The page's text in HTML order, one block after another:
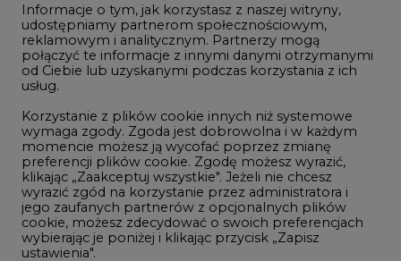
Gospodarka
Geopolityka
LTE450
Innowacje i AI
Telekomunikacja i IT
Handel emisjami CO2
Wodór
Górnictwo
Informacje o tym, jak korzystasz z naszej witryny,
udostępniamy partnerom społecznościowym,
reklamowym i analitycznym. Partnerzy mogą
połączyć te informacje z innymi danymi otrzymanymi
od Ciebie lub uzyskanymi podczas korzystania z ich
usług.
Korzystanie z plików cookie innych niż systemowe
wymaga zgody. Zgoda jest dobrowolna i w każdym
momencie możesz ją wycofać poprzez zmianę
preferencji plików cookie. Zgodę możesz wyrazić,
klikając „Zaakceptuj wszystkie". Jeżeli nie chcesz
wyrazić zgód na korzystanie przez administratora i
jego zaufanych partnerów z opcjonalnych plików
cookie, możesz zdecydować o swoich preferencjach
wybierając je poniżej i klikając przycisk „Zapisz
ustawienia".